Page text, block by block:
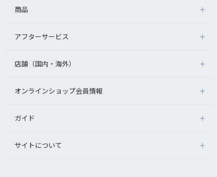
商品
アフターサービス
店舗（国内・海外）
オンラインショップ会員情報
ガイド
サイトについて